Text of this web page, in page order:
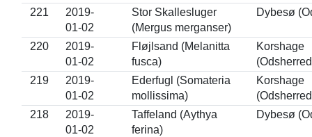
221
2019-
01-02
Stor Skallesluger
(Mergus merganser)
Dybesø
220
2019-
01-02
Fløjlsand (Melanitta
fusca)
Korshage
219
2019-
01-02
Ederfugl (Somateria
mollissima)
Korshage
218
2019-
01-02
Taffeland (Aythya
ferina)
Dybesø